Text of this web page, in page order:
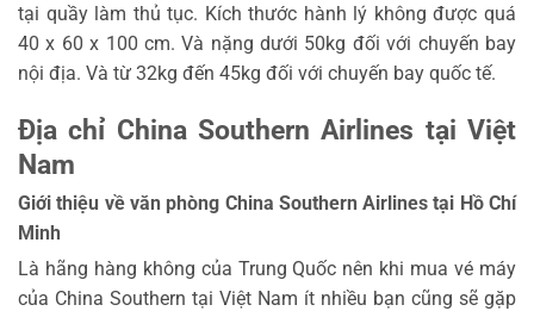
tại quầy làm thủ tục. Kích thước hành lý không được quá
40 x 60 x 100 cm. Và nặng dưới 50kg đối với chuyến bay
nội địa. Và từ 32kg đến 45kg đối với chuyến bay quốc tế.
Địa chỉ China Southern Airlines tại Việt
Nam
Giới thiệu về văn phòng China Southern Airlines tại Hồ Chí
Minh
Là hãng hàng không của Trung Quốc nên khi mua vé máy
của China Southern tại Việt Nam ít nhiều bạn cũng sẽ gặp